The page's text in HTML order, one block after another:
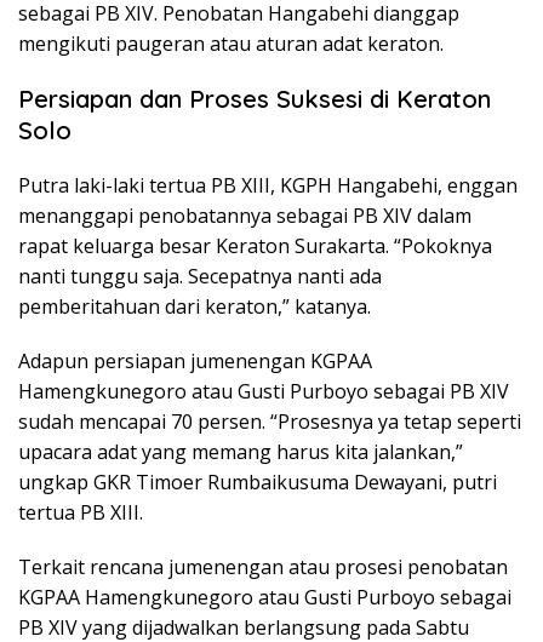
sebagai PB XIV. Penobatan Hangabehi dianggap
mengikuti paugeran atau aturan adat keraton.
Persiapan dan Proses Suksesi di Keraton
Solo
Putra laki-laki tertua PB XIII, KGPH Hangabehi, enggan
menanggapi penobatannya sebagai PB XIV dalam
rapat keluarga besar Keraton Surakarta. “Pokoknya
nanti tunggu saja. Secepatnya nanti ada
pemberitahuan dari keraton,” katanya.
Adapun persiapan jumenengan KGPAA
Hamengkunegoro atau Gusti Purboyo sebagai PB XIV
sudah mencapai 70 persen. “Prosesnya ya tetap seperti
upacara adat yang memang harus kita jalankan,”
ungkap GKR Timoer Rumbaikusuma Dewayani, putri
tertua PB XIII.
Terkait rencana jumenengan atau prosesi penobatan
KGPAA Hamengkunegoro atau Gusti Purboyo sebagai
PB XIV yang dijadwalkan berlangsung pada Sabtu